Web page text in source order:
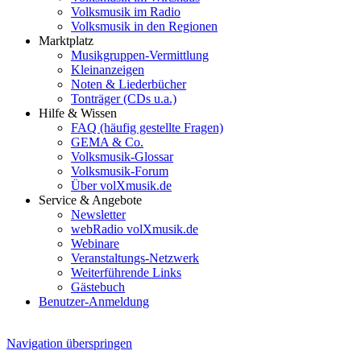
Volksmusik im Radio
Volksmusik in den Regionen
Marktplatz
Musikgruppen-Vermittlung
Kleinanzeigen
Noten & Liederbücher
Tonträger (CDs u.a.)
Hilfe & Wissen
FAQ (häufig gestellte Fragen)
GEMA & Co.
Volksmusik-Glossar
Volksmusik-Forum
Über volXmusik.de
Service & Angebote
Newsletter
webRadio volXmusik.de
Webinare
Veranstaltungs-Netzwerk
Weiterführende Links
Gästebuch
Benutzer-Anmeldung
Navigation überspringen